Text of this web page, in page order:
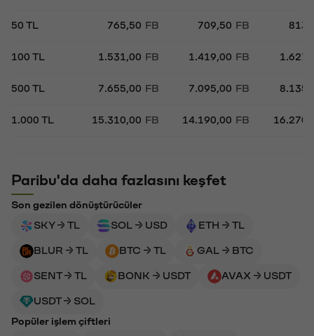
50 TL 765,50 FB 709,50 FB
100 TL 1.531,00 FB 1.419,00 FB
500 TL 7.655,00 FB 7.095,00 FB
1.000 TL 15.310,00 FB 14.190,00 FB
Paribu'da daha fazlasını keşfet
Son gezilen dönüştürücüler
SKY → TL
SOL → USD ETH → TL
BLUR → TL BTC → TL GAL → BTC
SENT → TL BONK → USDT AVAX → USDT
USDT → SOL
Popüler işlem çiftleri